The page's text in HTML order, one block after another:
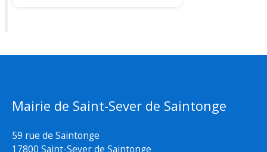
Mairie de Saint-Sever de Saintonge
59 rue de Saintonge
17800 Saint-Sever de Saintonge